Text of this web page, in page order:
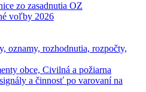
zo zasadnutia OZ
voľby 2026
oznamy, rozhodnutia, rozpočty,
obce, Civilná a požiarna
a činnosť po varovaní na